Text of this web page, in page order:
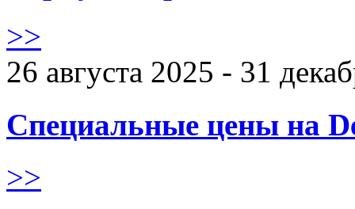
>>
26 августа 2025 - 31
Специальные цены на
>>